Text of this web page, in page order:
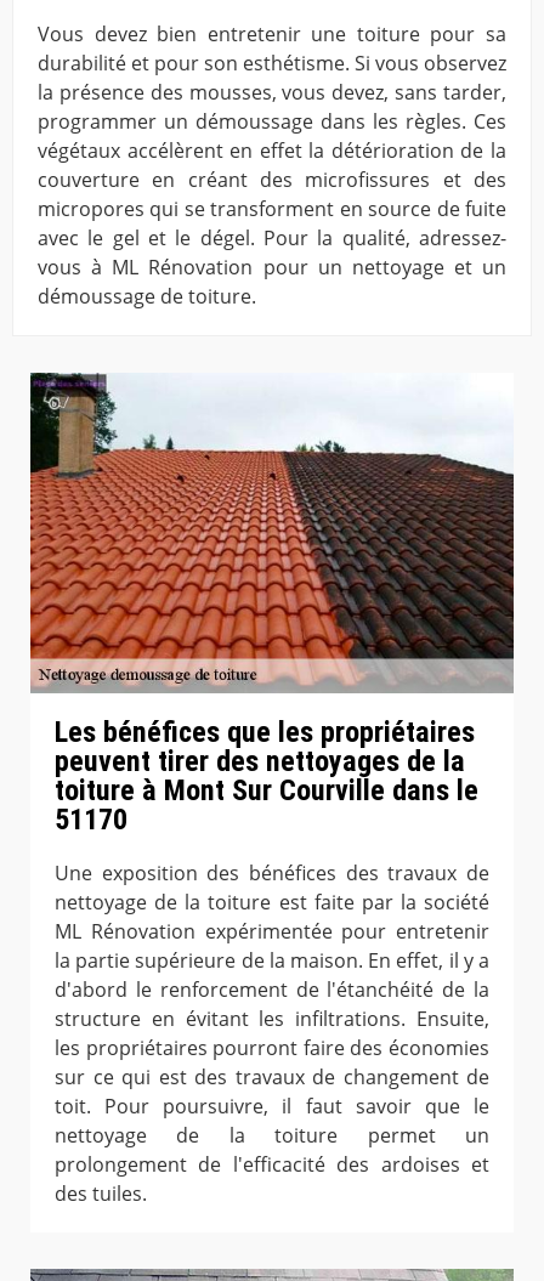
Vous devez bien entretenir une toiture pour sa
durabilité et pour son esthétisme. Si vous observez
la présence des mousses, vous devez, sans tarder,
programmer un démoussage dans les règles. Ces
végétaux accélèrent en effet la détérioration de la
couverture en créant des microfissures et des
micropores qui se transforment en source de fuite
avec le gel et le dégel. Pour la qualité, adressez-
vous à ML Rénovation pour un nettoyage et un
démoussage de toiture.
Les bénéfices que les propriétaires
peuvent tirer des nettoyages de la
toiture à Mont Sur Courville dans le
51170
Une exposition des bénéfices des travaux de
nettoyage de la toiture est faite par la société
ML Rénovation expérimentée pour entretenir
la partie supérieure de la maison. En effet, il y a
d'abord le renforcement de l'étanchéité de la
structure en évitant les infiltrations. Ensuite,
les propriétaires pourront faire des économies
sur ce qui est des travaux de changement de
toit. Pour poursuivre, il faut savoir que le
nettoyage de la toiture permet un
prolongement de l'efficacité des ardoises et
des tuiles.